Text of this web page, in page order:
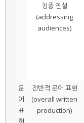
청중 연설
(addressing
audiences)
문
어
표
전반적 문어 표현
(overall written
production)